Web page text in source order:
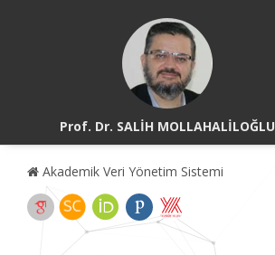
Prof. Dr. SALİH MOLLAHALİLOĞLU
Akademik Veri Yönetim Sistemi